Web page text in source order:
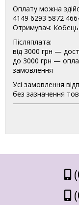
Оплату можна
4149 6293 5872
Отримувач:
Післяплата:
від 3000 грн —
до 3000 грн —
замовлення
Усі замовлення
без зазначення